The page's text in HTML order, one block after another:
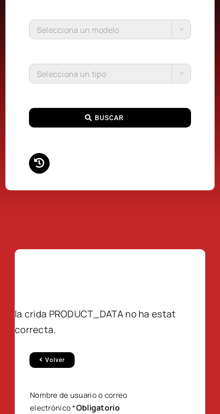
Selecciona un modelo
Selecciona un tipo
BUSCAR
la crida PRODUCT_DATA no ha estat
correcta.
Volver
Nombre de usuario o correo
electrónico*Obligatorio